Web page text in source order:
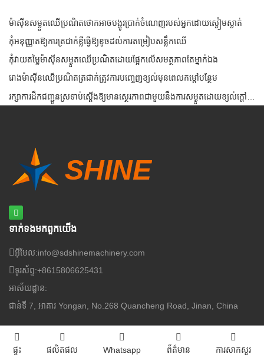
ម៉ាស៊ីនសម្ងួតឈើប្រណិតថោកអាចបង្ហូរប្រាក់ចំណេញរបស់អ្នកដោយស្ងៀមស្ងាត់
កុំអនុញ្ញាតឱ្យការត្រជាក់ខ្លីធ្វើឱ្យខូចដល់ការតម្រៀបសន្លឹកឈើ
កុំវាយតម្លៃម៉ាស៊ីនសម្ងួតឈើប្រណិតដោយផ្អែកលើសមត្ថភាពតែម្នាក់ឯង
រោងម៉ាស៊ីនឈើប្រណិតត្រជាក់ត្រូវការបញ្ចេញខ្យល់មុនពេលកម្តៅបន្ថែម
ទាក់ទង​មក​ពួក​យើង
អ៊ីមែល:info@sdshinemachinery.com
ទូរស័ព្ទ:+8615806625431
អាស័យដ្ឋាន:
ជាន់ទី 7, អាគារ Yongan, No.268 Quancheng Road, Jinan, China
Copyright © 2020-2025 ក្រុមហ៊ុន Shine Machinery Co., LTDជំនួយ
ផ្ទះ ផលិតផល Whatsapp ព័ត៌មាន ការសាកសួរ